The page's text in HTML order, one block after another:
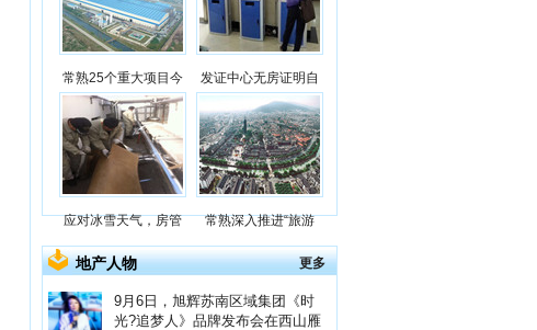
常熟25个重大项目今 发证中心无房证明自
应对冰雪天气，房管 常熟深入推进“旅游
地产人物 更多
9月6日，旭辉苏南区域集团《时
光?追梦人》品牌发布会在西山雁